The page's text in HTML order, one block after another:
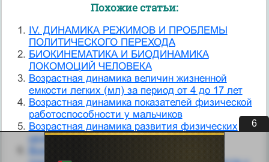
Похожие статьи:
IV. ДИНАМИКА РЕЖИМОВ И ПРОБЛЕМЫ
ПОЛИТИЧЕСКОГО ПЕРЕХОДА
БИОКИНЕМАТИКА И БИОДИНАМИКА
ЛОКОМОЦИЙ ЧЕЛОВЕКА
Возрастная динамика величин жизненной
емкости легких (мл) за период от 4 до 17 лет
Возрастная динамика показателей физической
работоспособности у мальчиков
Возрастная динамика развития физических
качеств у мальчиков
Возрастная динамика функциональных
5